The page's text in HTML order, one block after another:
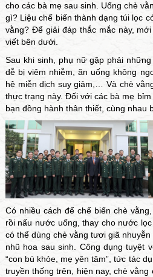
cho các bà mẹ sau sinh. Uống chè
gì? Liệu chế biến thành dạng túi lọc
vằng? Để giải đáp thắc mắc này,
viết bên dưới.
Sau khi sinh, phụ nữ gặp phải
dễ bị viêm nhiễm, ăn uống không
hệ miễn dịch suy giảm,… Và chè
thực trạng này. Đối với các bà mẹ
bạn đồng hành thân thiết, cùng nhau
Có nhiều cách để chế biến chè
rồi nấu nước uống, thay cho nước
có thể dùngchè vằng tươi giã nhuyễn
nhũ hoa sau sinh. Công dụng tuyệt
“con bú khỏe, mẹ yên tâm”, tức tác
truyền thống trên, hiện nay, chè